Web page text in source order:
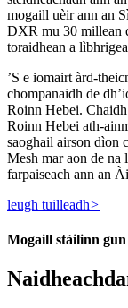
mogaill uèir ann an
DXR mu 30 millean
toraidhean a
’S e iomairt àrd-
chompanaidh de
Roinn Hebei.
Roinn Hebei ath-
saoghail airson dìon
Mesh mar aon de na
farpaiseach ann an
leugh tuilleadh>
Mogaill stàilinn gun